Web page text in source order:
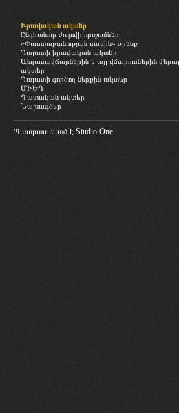
Իրավական ակտեր
Ընդհանուր ժողովի որոշումներ
«Փաստաբանության մասին» օրենք
Պալատի իրավական ակտեր
Անդամավճարներին և այլ վճարումներին
ակտեր
Պալատի գործող ներքին ակտեր
ՄԻԵԴ
Դատական ակտեր
Նախագծեր
Պատրաստված է Studio One.